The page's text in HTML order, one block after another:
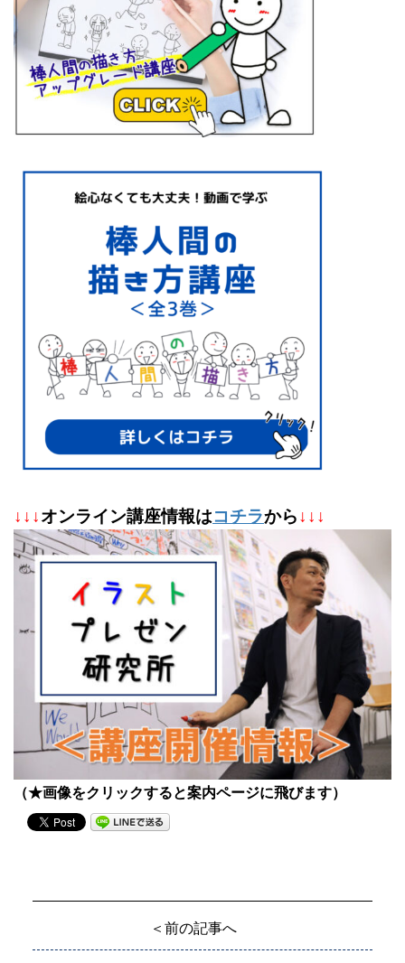
↓ ↓ ↓オンライン講座情報はコチラから↓↓↓
（★画像をクリックすると案内ページに飛びます）
＜前の記事へ